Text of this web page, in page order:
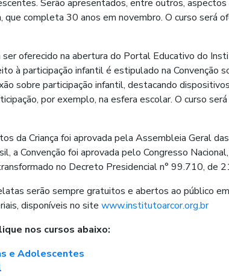
Serão apresentados, entre outros,
que completa 30 anos em novembro. O curso será
ser oferecido na abertura do Portal Educativo do
à participação infantil é estipulado na Convenção
sobre participação infantil, destacando
por exemplo, na esfera escolar. O curso
da Criança foi aprovada pela Assembleia Geral
a Convenção foi aprovada pelo Congresso
no Decreto Presidencial n° 99.710, de
serão sempre gratuitos e abertos ao público
disponíveis no site www.institutoarcor.org.br
nos cursos abaixo:
e Adolescentes